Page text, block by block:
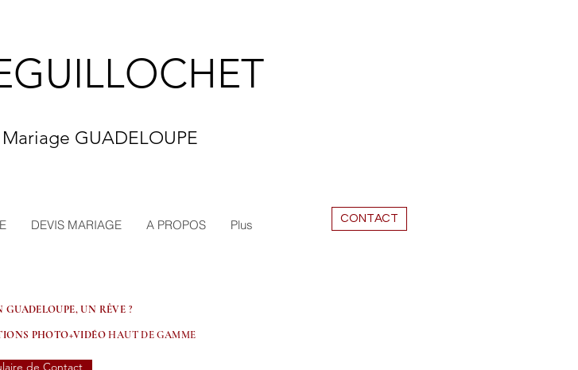
GUADELOUPE
DEVIS MARIAGE A PROPOS Plus CONTACT
GUADELOUPE, UN RÊVE ?
PHOTO+VIDÉOHAUT DE GAMME
de Contact